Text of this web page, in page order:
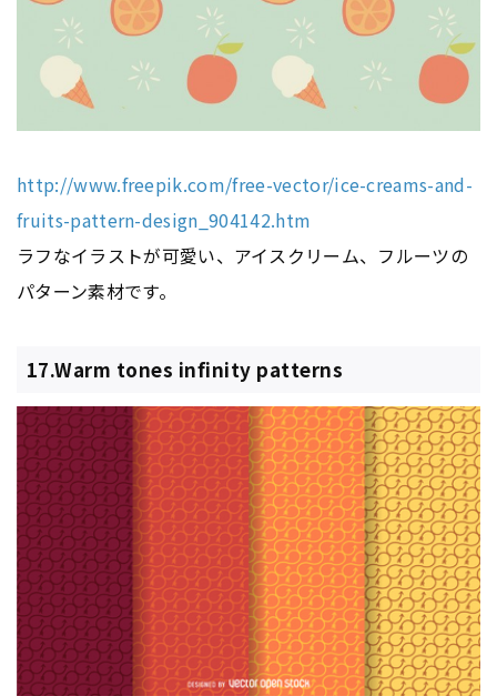
http://www.freepik.com/free-vector/ice-creams-and-
fruits-pattern-design_904142.htm
ラフなイラストが可愛い、アイスクリーム、フルーツの
パターン素材です。
17.Warm tones infinity patterns